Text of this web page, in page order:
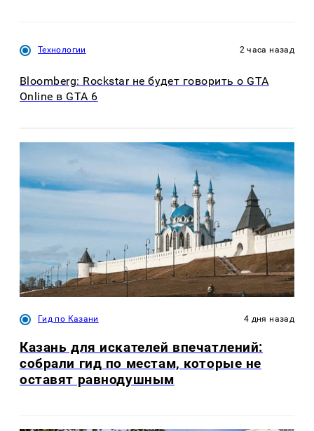
Технологии 2 часа назад
Bloomberg: Rockstar не будет говорить о GTA
Online в GTA 6
Гид по Казани 4 дня назад
Казань для искателей впечатлений:
собрали гид по местам, которые не
оставят равнодушным